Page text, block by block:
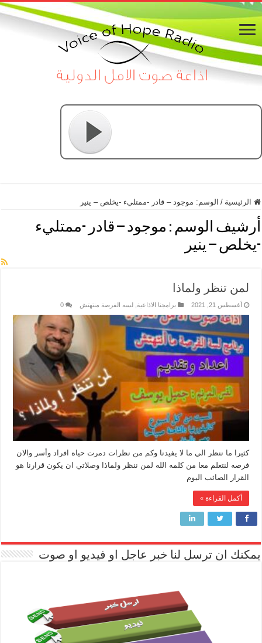
الرئيسية / الوسم: موجود – قادر -ممتليء -يخلص – ينير
أرشيف الوسم : موجود – قادر -ممتليء
-يخلص – ينير
لمن تنظر ولماذا
أغسطس 21, 2021 برامجنا الاذاعية لسه الفرصة منتهتش 0
كثيرا ما ننظر الي ما لا يفيدنا وكم من نظرات دمرت حياه افراد وأسر والان
فرصه لنتعلم معا من كلمه الله لمن ننظر ولماذا وصلاتي ان يكون قرارنا هو
القرار الصائب اليوم
أكمل القراءة »
يمكنك ان ترسل لنا خبر عاجل او فيديو او صوت